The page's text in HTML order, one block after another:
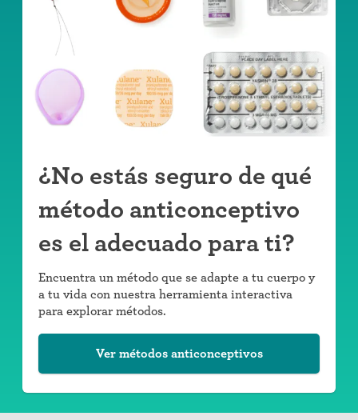
¿No estás seguro de qué
método anticonceptivo
es el adecuado para ti?
Encuentra un método que se adapte a tu cuerpo y
a tu vida con nuestra herramienta interactiva
para explorar métodos.
Ver métodos anticonceptivos